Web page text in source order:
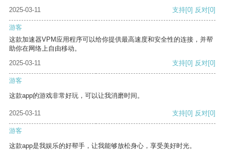
2025-03-11
支持[0] 反对[0]
游客
这款加速器VPM应用程序可以给你提供最高速度和安全性的连接，并帮
助你在网络上自由移动。
2025-03-11
支持[0] 反对[0]
游客
这款app的游戏非常好玩，可以让我消磨时间。
2025-03-11 支持[0] 反对[0]
游客
这款app是我娱乐的好帮手，让我能够放松身心，享受美好时光。